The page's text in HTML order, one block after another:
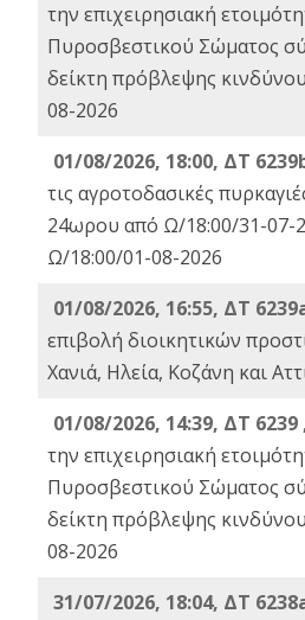
την επιχειρησιακή
Πυροσβεστικού Σώματος
δείκτη πρόβλεψης
08-2026
01/08/2026, 18:00, ΔΤ
τις αγροτοδασικές
24ωρου από Ω/18:00/31-07-
Ω/18:00/01-08-2026
01/08/2026, 16:55, ΔΤ
επιβολή διοικητικών
Χανιά, Ηλεία, Κοζάνη και
01/08/2026, 14:39, ΔΤ 6239
την επιχειρησιακή
Πυροσβεστικού Σώματος
δείκτη πρόβλεψης
08-2026
31/07/2026, 18:04, ΔΤ